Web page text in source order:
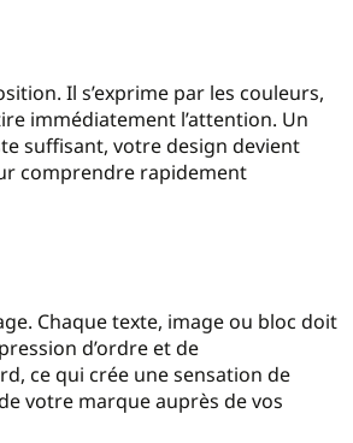
Il s’exprime par les couleurs,
immédiatement l’attention. Un
suffisant, votre design devient
comprendre rapidement
Chaque texte, image ou bloc doit
d’ordre et de
ce qui crée une sensation de
votre marque auprès de vos